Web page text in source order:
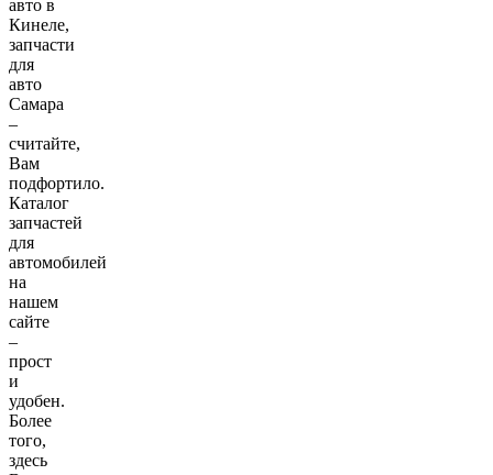
авто в
Кинеле,
запчасти
для
авто
Самара
–
считайте,
Вам
подфортило.
Каталог
запчастей
для
автомобилей
на
нашем
сайте
–
прост
и
удобен.
Более
того,
здесь